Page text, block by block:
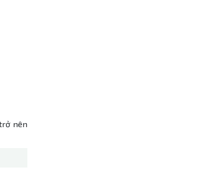
nên